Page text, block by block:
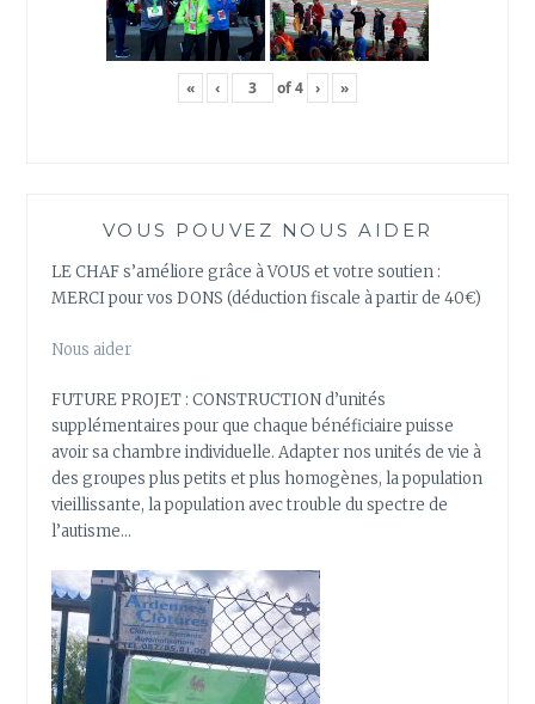
« ‹ of4 › »
VOUS POUVEZ NOUS AIDER
LE CHAF s’améliore grâce à VOUS et votre soutien :
MERCI pour vos DONS (déduction fiscale à partir de 40€)
Nous aider
FUTURE PROJET : CONSTRUCTION d’unités
supplémentaires pour que chaque bénéficiaire puisse
avoir sa chambre individuelle. Adapter nos unités de vie à
des groupes plus petits et plus homogènes, la population
vieillissante, la population avec trouble du spectre de
l’autisme…